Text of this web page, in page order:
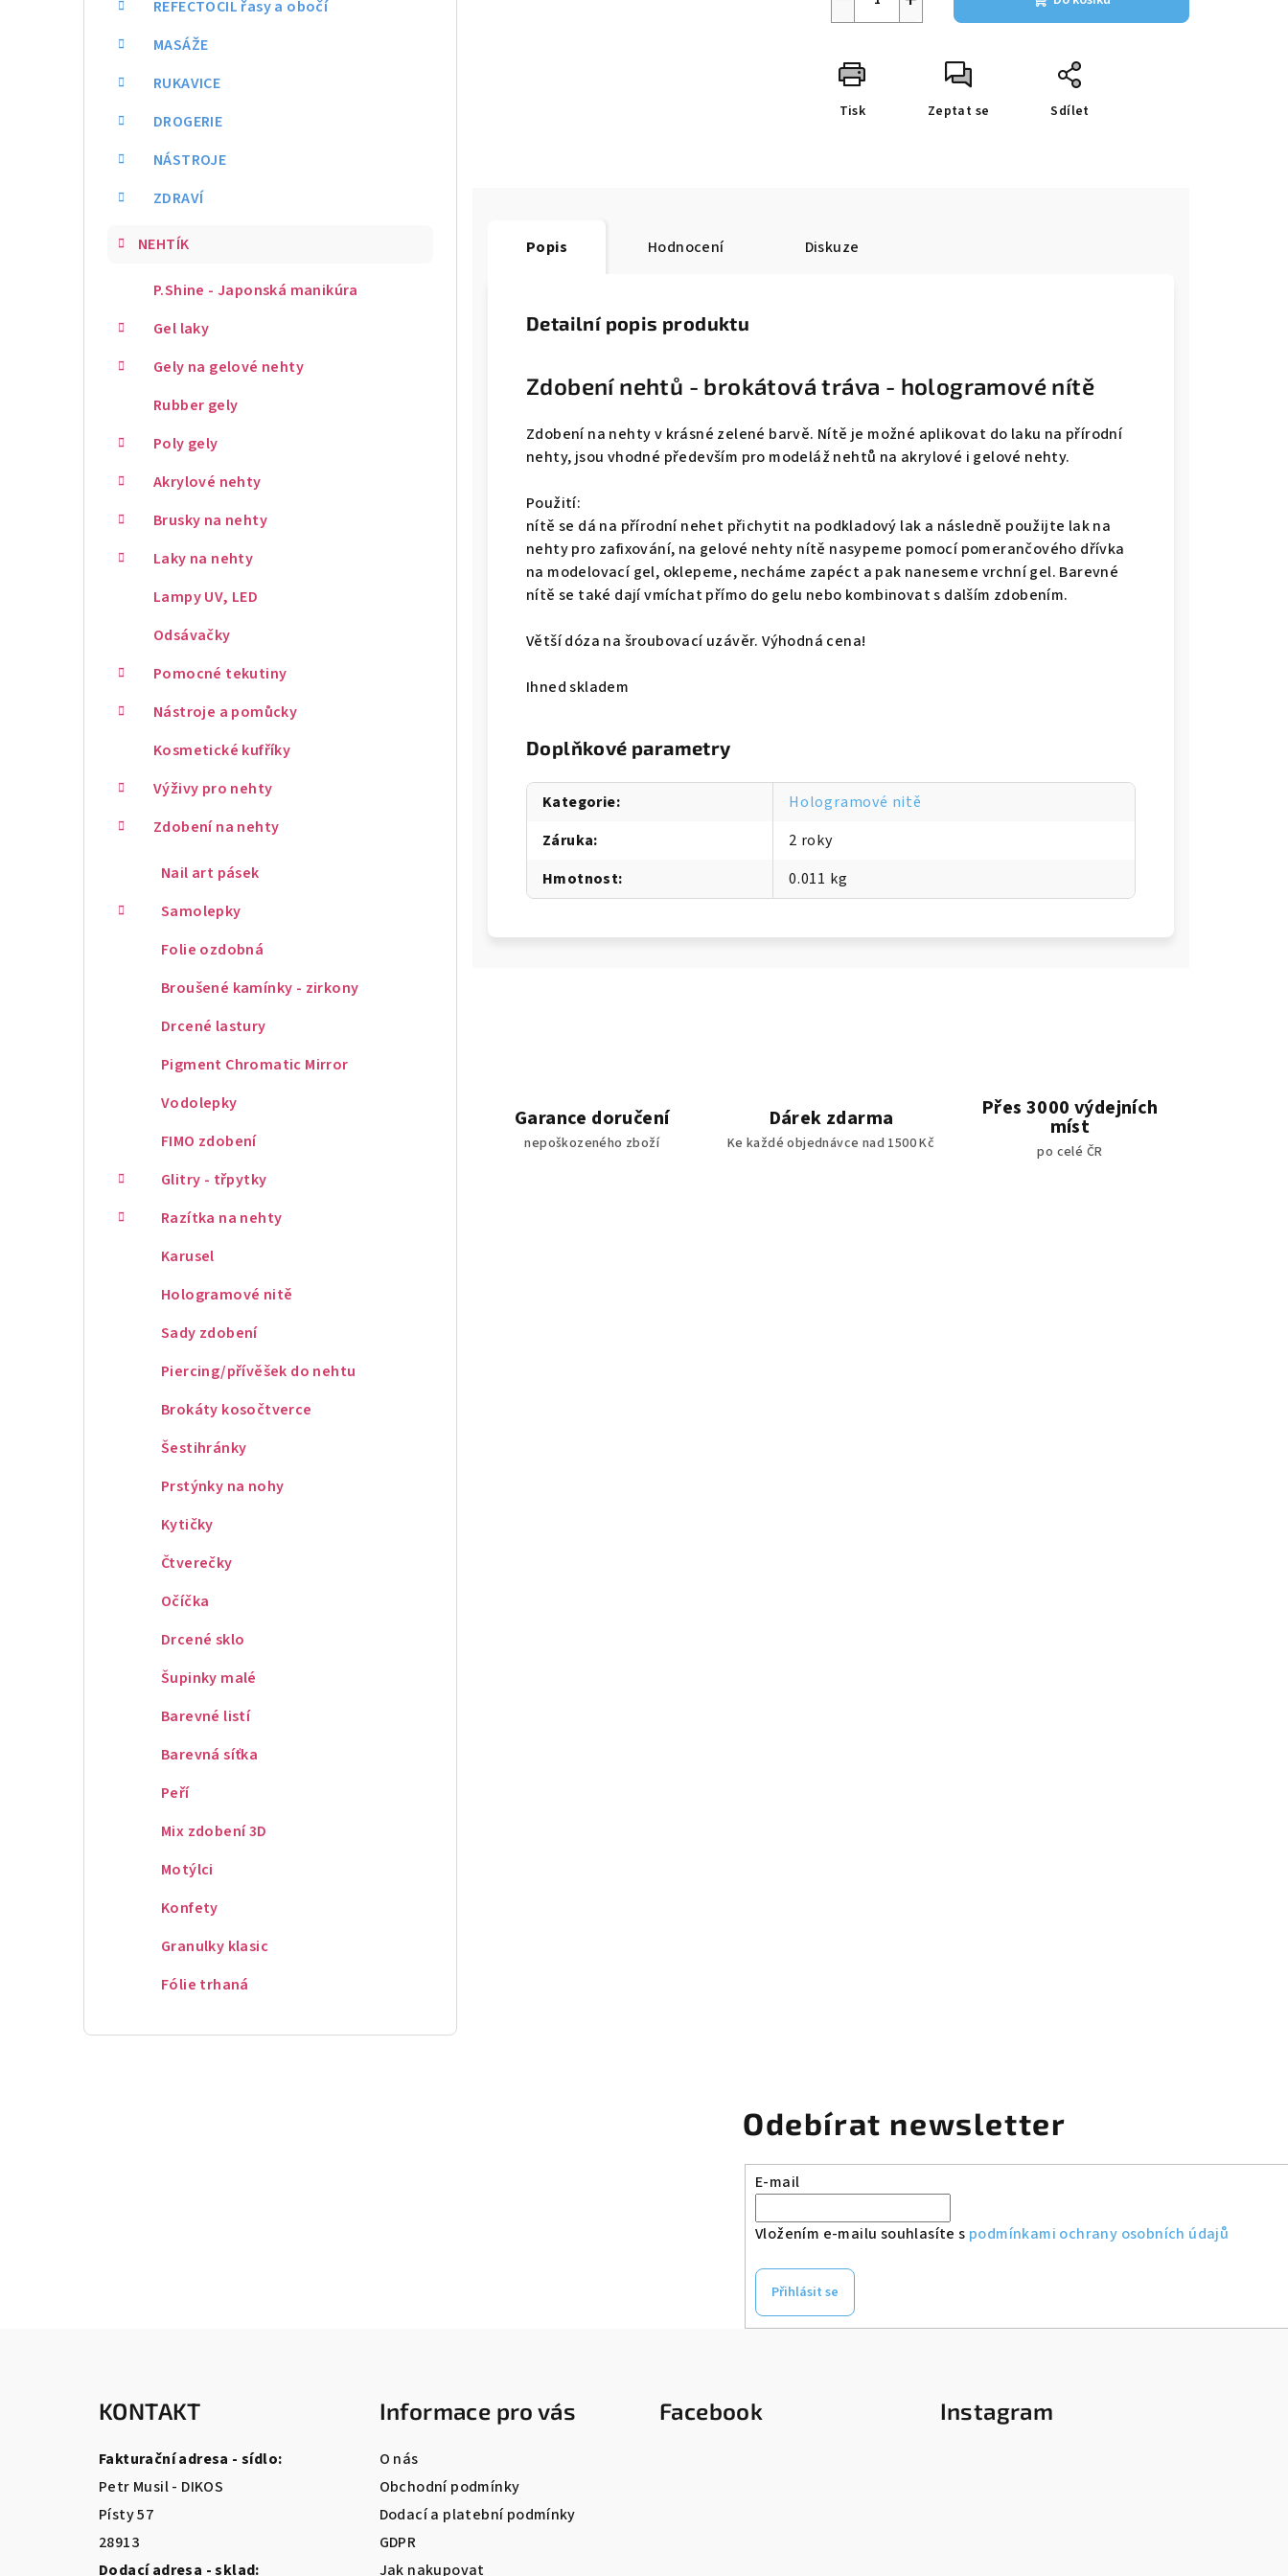
REFECTOCIL řasy a obočí
MASÁŽE
RUKAVICE
DROGERIE
NÁSTROJE
ZDRAVÍ
NEHTÍK
P.Shine - Japonská manikúra
Gel laky
Gely na gelové nehty
Rubber gely
Poly gely
Akrylové nehty
Brusky na nehty
Laky na nehty
Lampy UV, LED
Odsávačky
Pomocné tekutiny
Nástroje a pomůcky
Kosmetické kufříky
Výživy pro nehty
Zdobení na nehty
Nail art pásek
Samolepky
Folie ozdobná
Broušené kamínky - zirkony
Drcené lastury
Pigment Chromatic Mirror
Vodolepky
FIMO zdobení
Glitry - třpytky
Razítka na nehty
Karusel
Hologramové nitě
Sady zdobení
Piercing/přívěšek do nehtu
Brokáty kosočtverce
Šestihránky
Prstýnky na nohy
Kytičky
Čtverečky
Očíčka
Drcené sklo
Šupinky malé
Barevné listí
Barevná síťka
Peří
Mix zdobení 3D
Motýlci
Konfety
Granulky klasic
Fólie trhaná
Tisk Zeptat se Sdílet
Popis Hodnocení Diskuze
Detailní popis produktu
Zdobení nehtů - brokátová tráva - hologramové nítě
Zdobení na nehty v krásné zelené barvě. Nítě je možné aplikovat do laku na přírodní
nehty, jsou vhodné především pro modeláž nehtů na akrylové i gelové nehty.
Použití:
nítě se dá na přírodní nehet přichytit na podkladový lak a následně použijte lak na
nehty pro zafixování, na gelové nehty nítě nasypeme pomocí pomerančového dřívka
na modelovací gel, oklepeme, necháme zapéct a pak naneseme vrchní gel. Barevné
nítě se také dají vmíchat přímo do gelu nebo kombinovat s dalším zdobením.
Větší dóza na šroubovací uzávěr. Výhodná cena!
Ihned skladem
Doplňkové parametry
Kategorie:
Hologramové nitě
Záruka:
2 roky
Hmotnost: 0.011 kg
Garance doručení
nepoškozeného zboží
Dárek zdarma
Ke každé objednávce nad 1500 Kč
Přes 3000 výdejních
míst
po celé ČR
Odebírat newsletter
E-mail
Vložením e-mailu souhlasíte s podmínkami ochrany osobních údajů
Přihlásit se
KONTAKT
Fakturační adresa - sídlo:
Petr Musil - DIKOS
Písty 57
28913
Dodací adresa - sklad:
Informace pro vás
O nás
Obchodní podmínky
Dodací a platební podmínky
GDPR
Jak nakupovat
Facebook Instagram